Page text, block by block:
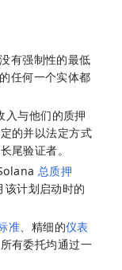
有强制性的最低
任何一个实体都
入与他们的质押
的并以法定方式
尾验证者。
总质押
该计划启动时的
准 、精细的仪表
有委托均通过一